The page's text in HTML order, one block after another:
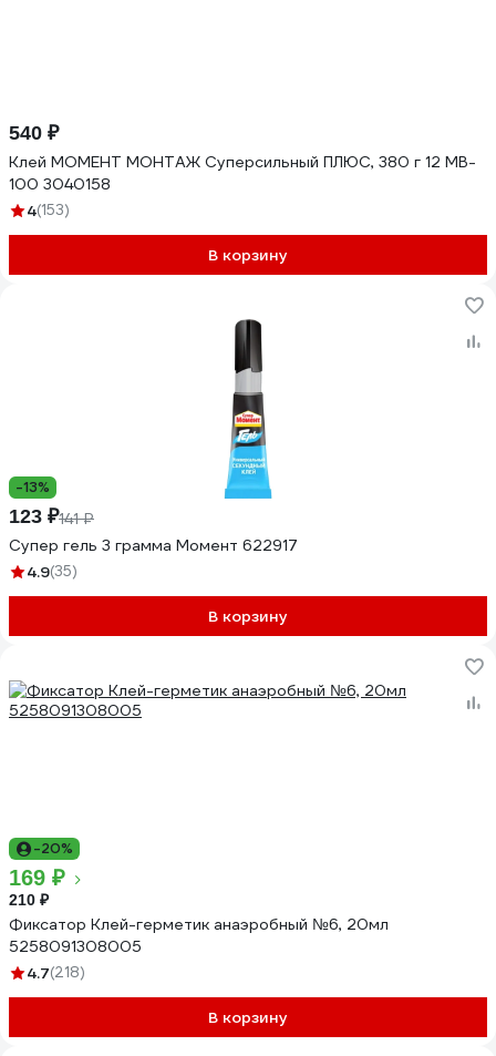
540 ₽
Клей МОМЕНТ МОНТАЖ Суперсильный ПЛЮС, 380 г 12 МB-
100 3040158
4(153)
В корзину
-13%
123 ₽141 ₽
Супер гель 3 грамма Момент 622917
4.9(35)
В корзину
-20%
169 ₽
210 ₽
Фиксатор Клей-герметик анаэробный №6, 20мл
5258091308005
4.7(218)
В корзину